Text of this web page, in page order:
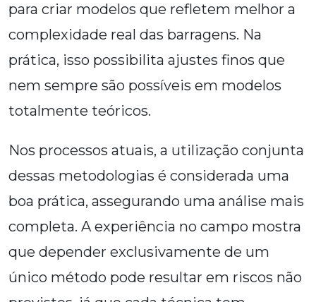
para criar modelos que refletem melhor a
complexidade real das barragens. Na
prática, isso possibilita ajustes finos que
nem sempre são possíveis em modelos
totalmente teóricos.
Nos processos atuais, a utilização conjunta
dessas metodologias é considerada uma
boa prática, assegurando uma análise mais
completa. A experiência no campo mostra
que depender exclusivamente de um
único método pode resultar em riscos não